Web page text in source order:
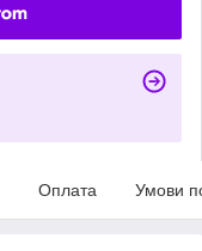
Оплата Умови